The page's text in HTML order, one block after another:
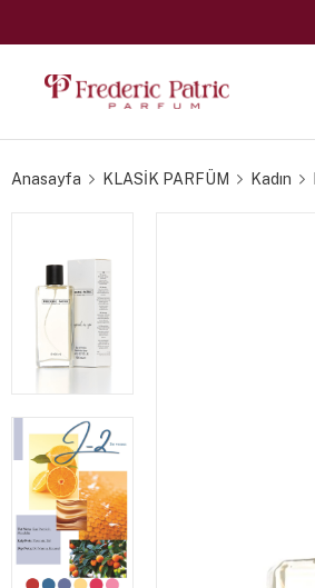
Anasayfa KLASİK PARFÜM Kadın